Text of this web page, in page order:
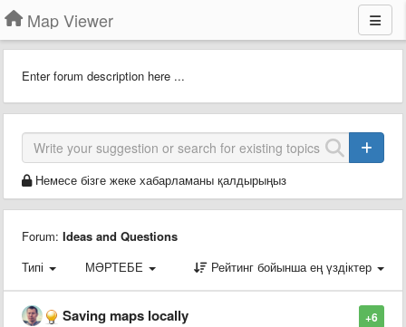
Map Viewer
Enter forum description here ...
Немесе бізге жеке хабарламаны қалдырыңыз
Forum: Ideas and Questions
Типі
МӘРТЕБЕ Рейтинг бойынша ең үздіктер
+6
Saving maps locally